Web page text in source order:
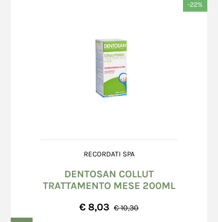
RECORDATI SPA
DENTOSAN COLLUT
TRATTAMENTO MESE 200ML
€ 8,03 € 10,30
-22%